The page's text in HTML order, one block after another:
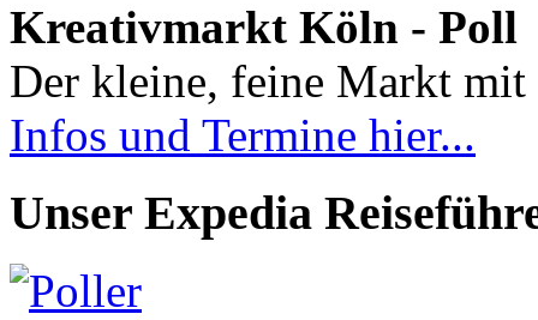
Kreativmarkt Köln - Poll
Der kleine, feine Markt
Infos und Termine hier...
Unser Expedia